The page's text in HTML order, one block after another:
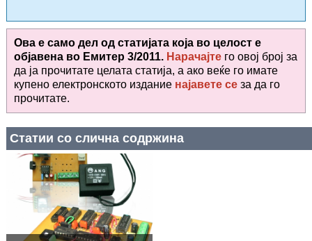
Ова е само дел од статијата која во целост е
објавена во Емитер 3/2011. Нарачајте го овој број за
да ја прочитате целата статија, а ако веќе го имате
купено електронското издание најавете се за да го
прочитате.
Статии со слична содржина